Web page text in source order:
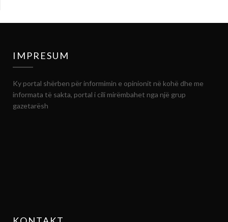
IMPRESUM
Ky portal shërben për informimin e opinionit në kohë dhe me
informata të sakta, portal i cili mirëmbahet nga një grup
gazetarësh